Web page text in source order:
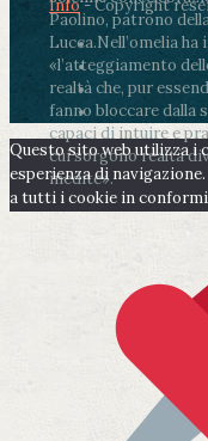
Paolino, patrono
Lucca.Nell’omelia
«l’atteggiamento
realtà che, pur
fanno bloccare dalla
capaci di intuire e
cui sorgono realtà
inedite».
Info- Copyright
Questo sito web utilizza i
esperienza di
a tutti i cookie in